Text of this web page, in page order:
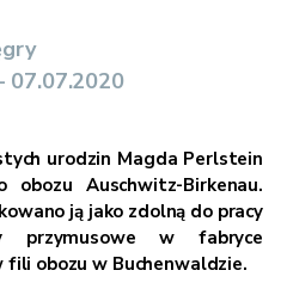
07.07.2020
urodzin Magda Perlstein
obozu Auschwitz-Birkenau.
ją jako zdolną do pracy
w fabryce
fili obozu w Buchenwaldzie.